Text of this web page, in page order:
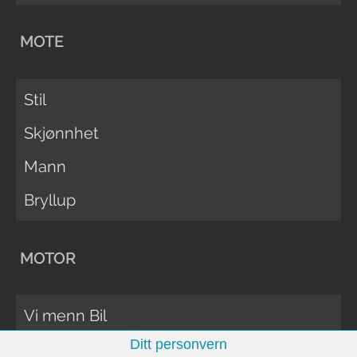
MOTE
Stil
Skjønnhet
Mann
Bryllup
MOTOR
Vi menn Bil
Ditt personvern